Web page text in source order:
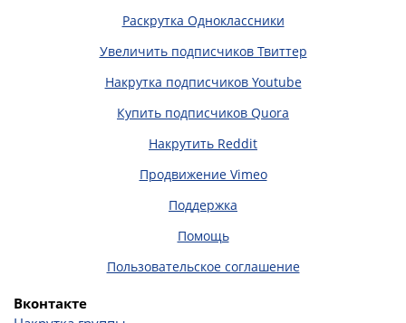
Раскрутка Одноклассники
Увеличить подписчиков Твиттер
Накрутка подписчиков Youtube
Купить подписчиков Quora
Накрутить Reddit
Продвижение Vimeo
Поддержка
Помощь
Пользовательское соглашение
Вконтакте